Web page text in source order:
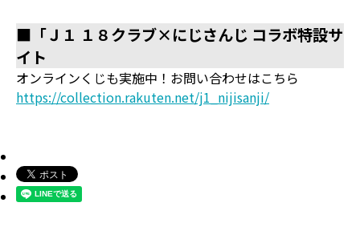
■「Ｊ１ １８クラブ×にじさんじ コラボ特設サ
イト
オンラインくじも実施中！お問い合わせはこちら
https://collection.rakuten.net/j1_nijisanji/